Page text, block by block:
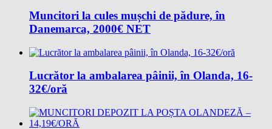
Muncitori la cules mușchi de pădure, în
Danemarca, 2000€ NET
Lucrător la ambalarea pâinii, în Olanda, 16-
32€/oră